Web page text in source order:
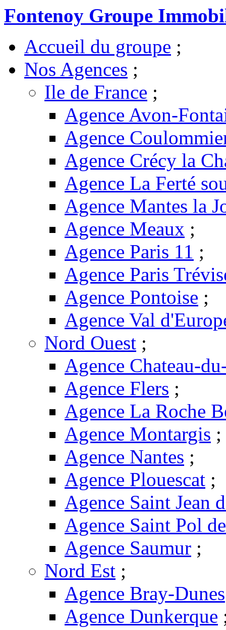
Fontenoy Groupe
Accueil du groupe ;
Nos Agences ;
Ile de France ;
Agence Avon-
Agence
Agence Crécy la
Agence La Ferté
Agence Mantes la
Agence Meaux ;
Agence Paris 11 ;
Agence Paris
Agence Pontoise ;
Agence Val
Nord Ouest ;
Agence Chateau-
Agence Flers ;
Agence La Roche
Agence Montargis ;
Agence Nantes ;
Agence Plouescat ;
Agence Saint Jean
Agence Saint Pol
Agence Saumur ;
Nord Est ;
Agence Bray-Dunes
Agence Dunkerque